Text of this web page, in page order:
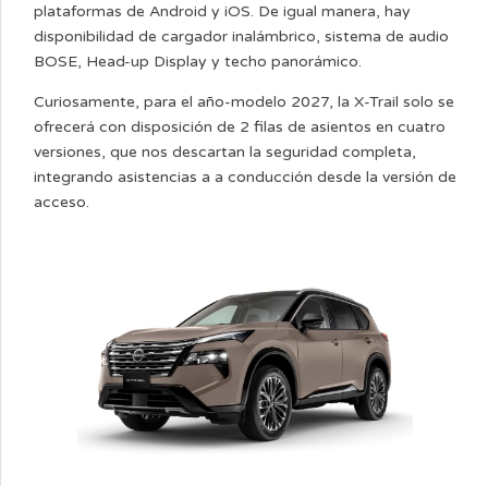
plataformas de Android y iOS. De igual manera, hay
disponibilidad de cargador inalámbrico, sistema de audio
BOSE, Head-up Display y techo panorámico.
Curiosamente, para el año-modelo 2027, la X-Trail solo se
ofrecerá con disposición de 2 filas de asientos en cuatro
versiones, que nos descartan la seguridad completa,
integrando asistencias a a conducción desde la versión de
acceso.